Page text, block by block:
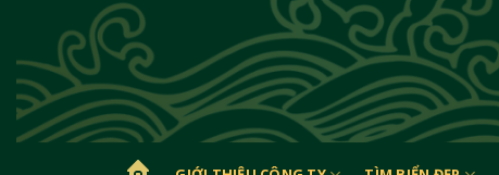
nội
dung